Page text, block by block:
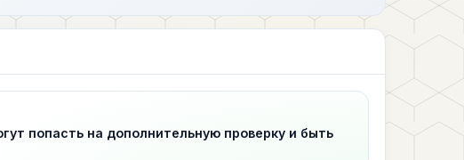
попасть на дополнительную проверку и быть